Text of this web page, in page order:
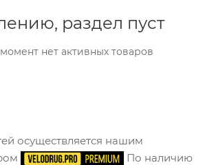
раздел пуст
нет активных товаров
осуществляется нашим
По наличию